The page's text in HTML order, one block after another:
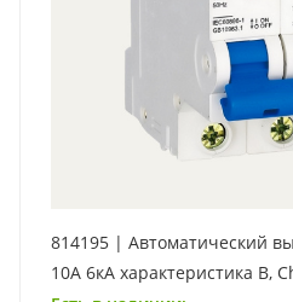
814195 | Автоматический
10А 6кА характеристика B,